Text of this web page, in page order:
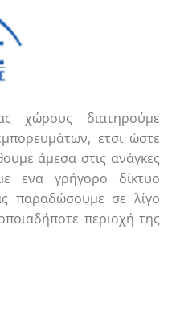
χώρους διατηρούμε
ετσι ώστε
άμεσα στις ανάγκες
ενα γρήγορο δίκτυο
παραδώσουμε σε λίγο
περιοχή της